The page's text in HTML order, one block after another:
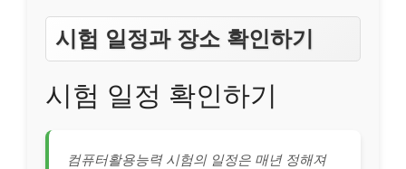
시험 일정과 장소 확인하기
시험 일정 확인하기
컴퓨터활용능력 시험의 일정은 매년 정해져